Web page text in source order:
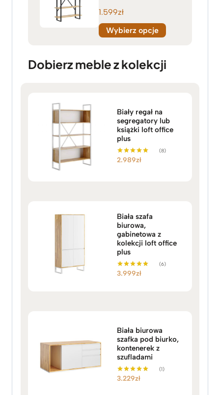
1.599zł
Wybierz opcje
Dobierz meble z kolekcji
Biały regał na
segregatory lub
książki loft office
plus
Oceniono
(8)
2.989zł
Biała szafa
biurowa,
gabinetowa z
kolekcji loft office
plus
Oceniono
(6)
3.999zł
Biała biurowa
szafka pod biurko,
kontenerek z
szufladami
Oceniono
(1)
3.229zł